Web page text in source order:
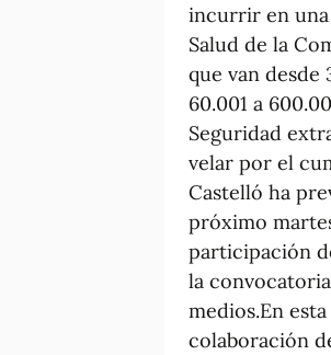
incurrir en una
Salud de la
que van desde
60.001 a
Seguridad
velar por el
Castelló ha
próximo
participación
la
medios.En
colaboración